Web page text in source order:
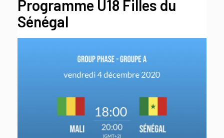
Programme U18 Filles du
Sénégal